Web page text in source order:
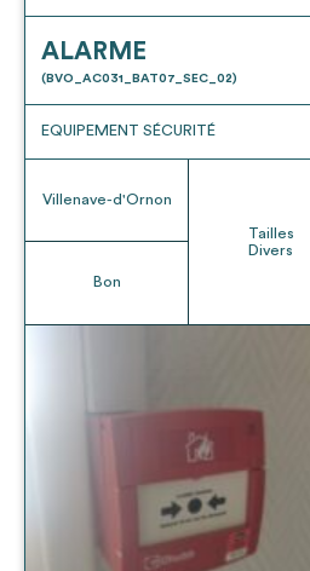
ALARME
(BVO_AC031_BAT07_SEC_02)
EQUIPEMENT SÉCURITÉ
Villenave-d'Ornon
Bon
Tailles
Divers